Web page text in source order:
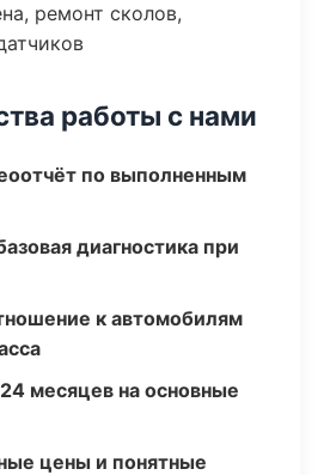
ремонт сколов,
работы с нами
по выполненным
диагностика при
к автомобилям
месяцев на основные
цены и понятные